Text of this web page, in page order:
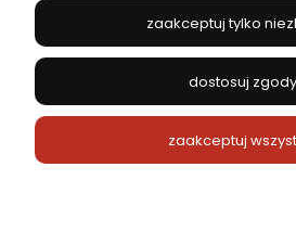
O nas
4Dogs Original - 100%
zaakceptuj tylko
dostosuj zgody
zaakceptuj